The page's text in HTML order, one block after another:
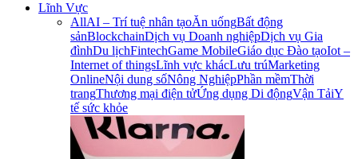
Lĩnh Vực
AllAI – Trí tuệ nhân tạoĂn uốngBất động
sảnBlockchainDịch vụ Doanh nghiệpDịch vụ Gia
đìnhDu lịchFintechGame MobileGiáo dục Đào tạoIot –
Internet of thingsLĩnh vực khácLưu trúMarketing
OnlineNội dung sốNông NghiệpPhần mềmThời
trangThương mại điện tửỨng dụng Di độngVận TảiY
tế sức khỏe